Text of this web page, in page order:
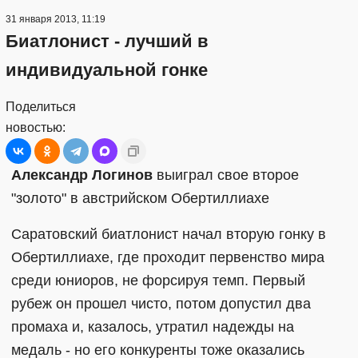
31 января 2013, 11:19
Биатлонист - лучший в
индивидуальной гонке
Поделиться
новостью:
Александр Логинов выиграл свое второе
"золото" в австрийском Обертиллиахе
Саратовский биатлонист начал вторую гонку в
Обертиллиахе, где проходит первенство мира
среди юниоров, не форсируя темп. Первый
рубеж он прошел чисто, потом допустил два
промаха и, казалось, утратил надежды на
медаль - но его конкуренты тоже оказались